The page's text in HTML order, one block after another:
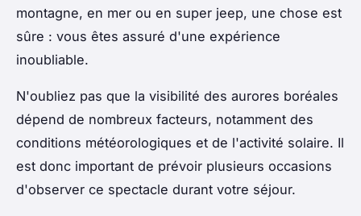
montagne, en mer ou en super jeep, une chose est
sûre : vous êtes assuré d'une expérience
inoubliable.
N'oubliez pas que la visibilité des aurores boréales
dépend de nombreux facteurs, notamment des
conditions météorologiques et de l'activité solaire. Il
est donc important de prévoir plusieurs occasions
d'observer ce spectacle durant votre séjour.